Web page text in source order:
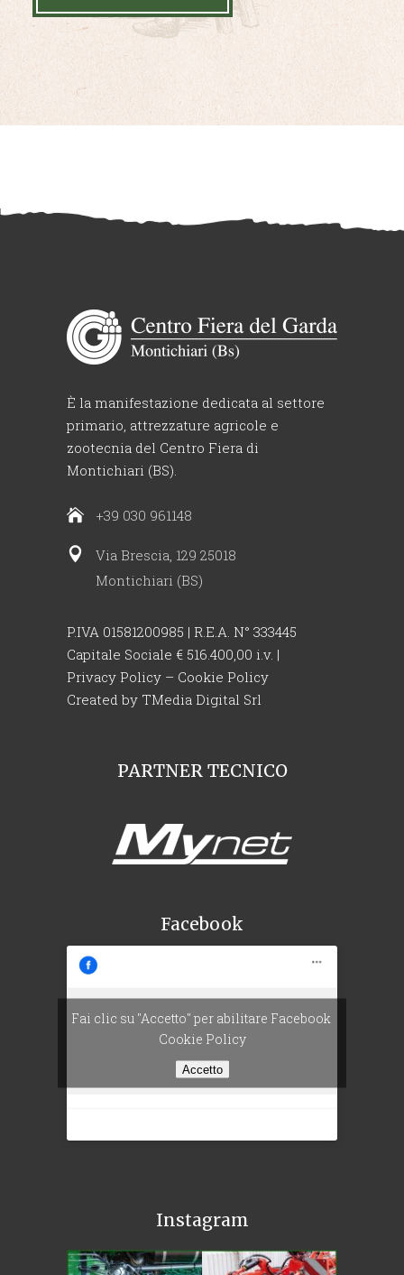
È la manifestazione dedicata al settore
primario, attrezzature agricole e
zootecnia del Centro Fiera di
Montichiari (BS).
+39 030 961148
Via Brescia, 129 25018
Montichiari (BS)
P.IVA 01581200985 | R.E.A. N° 333445
Capitale Sociale € 516.400,00 i.v. |
Privacy Policy – Cookie Policy
Created by TMedia Digital Srl
PARTNER TECNICO
Facebook
Fai clic su "Accetto" per abilitare Facebook
Cookie Policy
Accetto
Instagram